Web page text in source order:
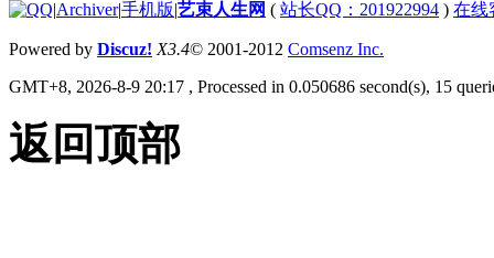
|Archiver|手机版|艺束人生网 ( 站长QQ：201922994 ) 在线
Powered by Discuz! X3.4© 2001-2012 Comsenz Inc.
GMT+8, 2026-8-9 20:17 , Processed in 0.050686 second(s), 15
返回顶部